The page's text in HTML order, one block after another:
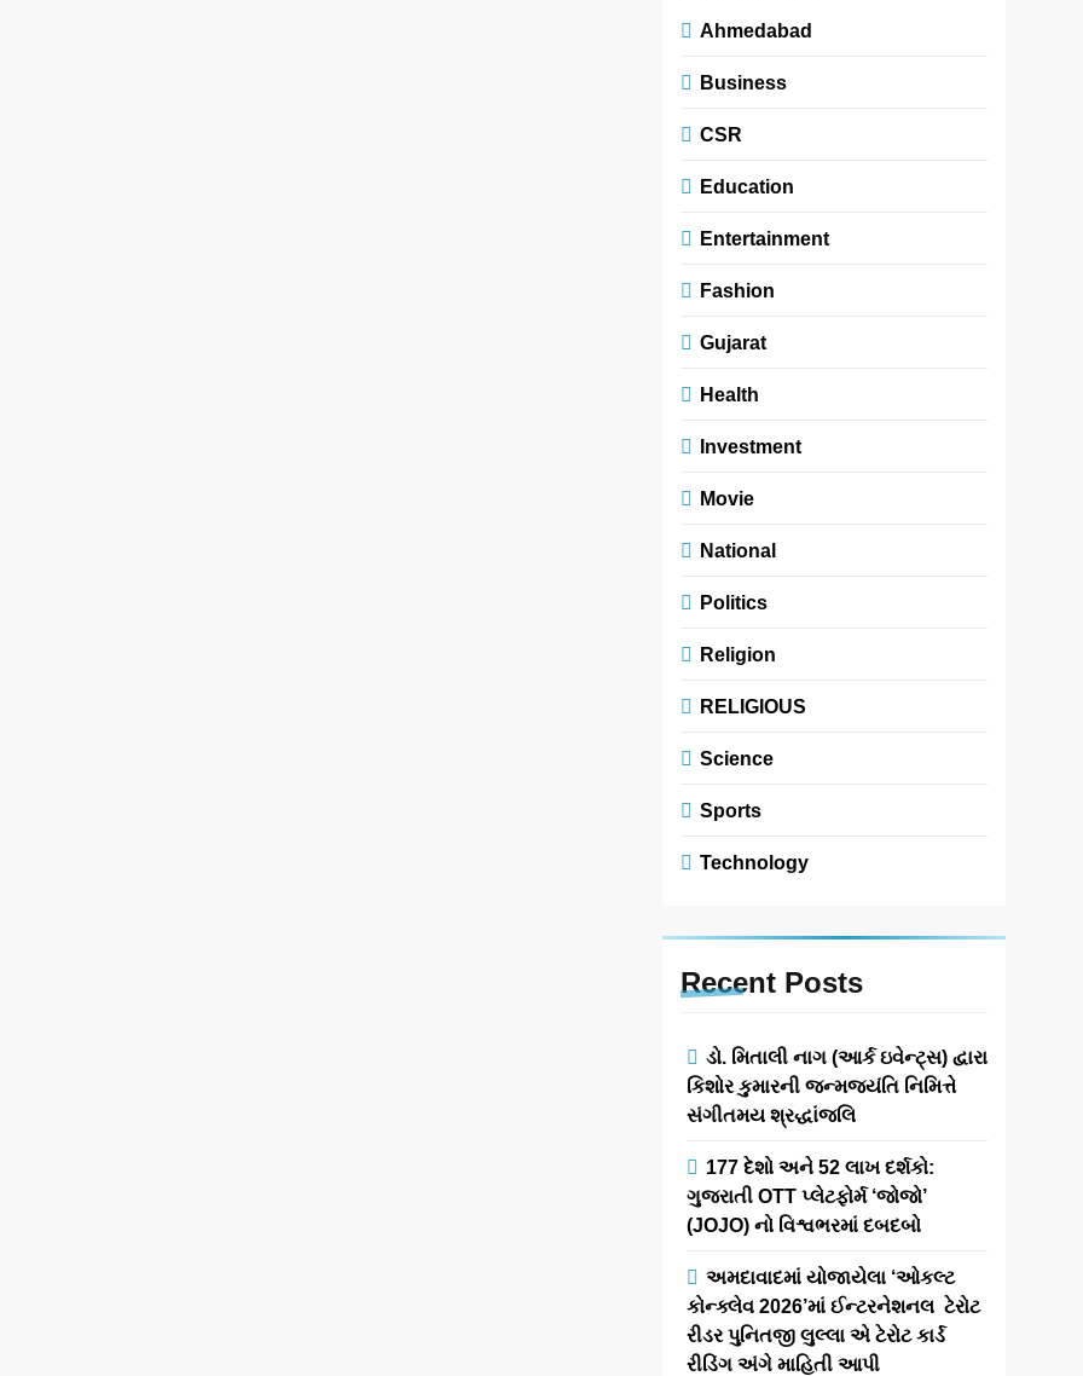
Ahmedabad
Business
CSR
Education
Entertainment
Fashion
Gujarat
Health
Investment
Movie
National
Politics
Religion
RELIGIOUS
Science
Sports
Technology
Recent Posts
ડો. મિતાલી નાગ (આર્ક ઇવેન્ટ્સ) દ્વારા
કિશોર કુમારની જન્મજયંતિ નિમિત્તે
સંગીતમય શ્રદ્ધાંજલિ
177 દેશો અને 52 લાખ દર્શકો:
ગુજરાતી OTT પ્લેટફોર્મ ‘જોજો’
(JOJO) નો વિશ્વભરમાં દબદબો
અમદાવાદમાં યોજાયેલા ‘ઓકલ્ટ
કોન્ક્લેવ 2026’માં ઈન્ટરનેશનલ ટેરોટ
રીડર પુનિતજી લુલ્લા એ ટેરોટ કાર્ડ
રીડિંગ અંગે માહિતી આપી